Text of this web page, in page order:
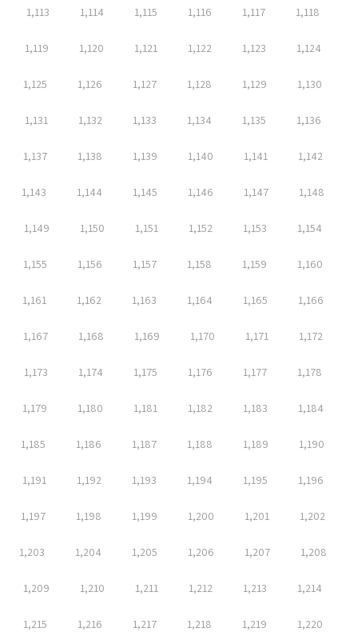
1,113 1,114 1,115 1,116 1,117 1,118
1,119 1,120 1,121 1,122 1,123 1,124
1,125 1,126 1,127 1,128 1,129 1,130
1,131 1,132 1,133 1,134 1,135 1,136
1,137 1,138 1,139 1,140 1,141 1,142
1,143 1,144 1,145 1,146 1,147 1,148
1,149 1,150 1,151 1,152 1,153 1,154
1,155 1,156 1,157 1,158 1,159 1,160
1,161 1,162 1,163 1,164 1,165 1,166
1,167 1,168 1,169 1,170 1,171 1,172
1,173 1,174 1,175 1,176 1,177 1,178
1,179 1,180 1,181 1,182 1,183 1,184
1,185 1,186 1,187 1,188 1,189 1,190
1,191 1,192 1,193 1,194 1,195 1,196
1,197 1,198 1,199 1,200 1,201 1,202
1,203 1,204 1,205 1,206 1,207 1,208
1,209 1,210 1,211 1,212 1,213 1,214
1,215 1,216 1,217 1,218 1,219 1,220